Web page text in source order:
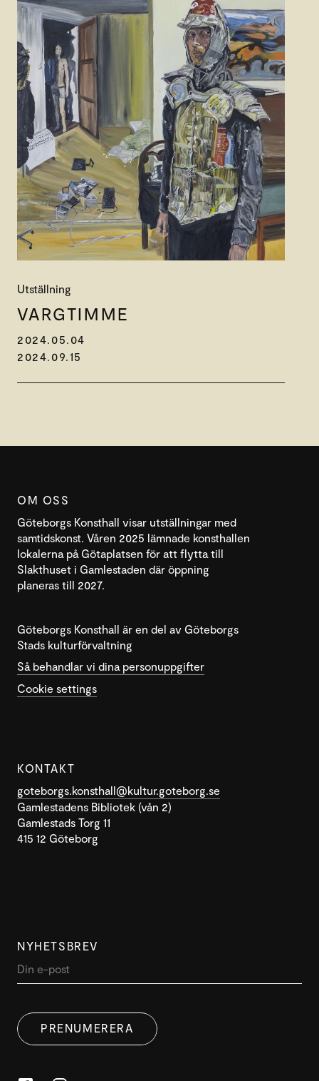
Utställning
VARGTIMME
2024.05.04
2024.09.15
OM OSS
Göteborgs Konsthall visar utställningar med
samtidskonst. Våren 2025 lämnade konsthallen
lokalerna på Götaplatsen för att flytta till
Slakthuset i Gamlestaden där öppning
planeras till 2027.
Göteborgs Konsthall är en del av Göteborgs
Stads kulturförvaltning
Så behandlar vi dina personuppgifter
Cookie settings
KONTAKT
goteborgs.konsthall@kultur.goteborg.se
Gamlestadens Bibliotek (vån 2)
Gamlestads Torg 11
415 12 Göteborg
NYHETSBREV
PRENUMERERA
COOKIES